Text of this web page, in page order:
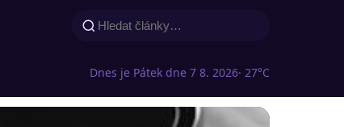
Dnes je Pátek dne 7 8. 2026· 27°C